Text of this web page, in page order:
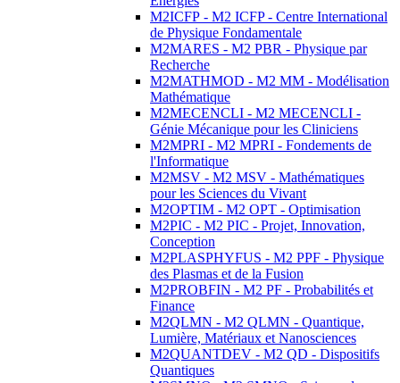
M2ICFP - M2 ICFP - Centre International
de Physique Fondamentale
M2MARES - M2 PBR - Physique par
Recherche
M2MATHMOD - M2 MM - Modélisation
Mathématique
M2MECENCLI - M2 MECENCLI -
Génie Mécanique pour les Cliniciens
M2MPRI - M2 MPRI - Fondements de
l'Informatique
M2MSV - M2 MSV - Mathématiques
pour les Sciences du Vivant
M2OPTIM - M2 OPT - Optimisation
M2PIC - M2 PIC - Projet, Innovation,
Conception
M2PLASPHYFUS - M2 PPF - Physique
des Plasmas et de la Fusion
M2PROBFIN - M2 PF - Probabilités et
Finance
M2QLMN - M2 QLMN - Quantique,
Lumière, Matériaux et Nanosciences
M2QUANTDEV - M2 QD - Dispositifs
Quantiques